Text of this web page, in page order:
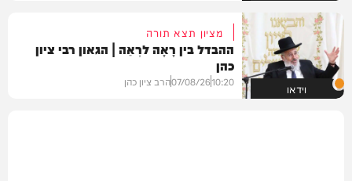
וידאו
מציון תצא תורה
ההבדל בין רָאָה לרְאֵה | הגאון רבי ציון
כהן
10:20
07/08/26הרב ציון כהן